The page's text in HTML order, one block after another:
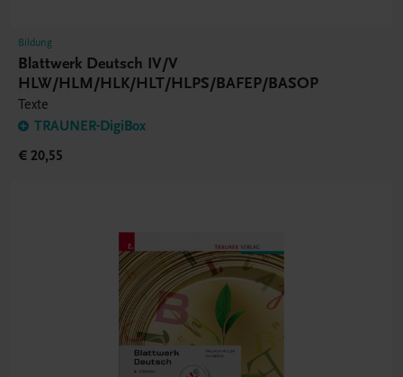
Bildung
Blattwerk Deutsch IV/V
HLW/HLM/HLK/HLT/HLPS/BAFEP/BASOP
Texte
TRAUNER-DigiBox
€ 20,55